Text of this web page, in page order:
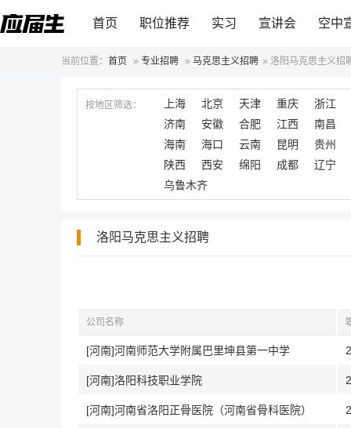
首页 职位推荐 实习 宣讲会 空中
当前位置： 首页 » 专业招聘 » 马克思主义招聘 » 洛阳马克思主义招
按地区筛选： 上海 北京 天津 重庆
浙江
济南
安徽 合肥 江西
南昌
海南
海口 云南 昆明
贵州
陕西
西安 绵阳 成都
辽宁
乌鲁木齐
洛阳马克思主义招聘
公司名称
[河南]河南师范大学附属巴里坤县第一中学
[河南]洛阳科技职业学院
[河南]河南省洛阳正骨医院（河南省骨科医院）